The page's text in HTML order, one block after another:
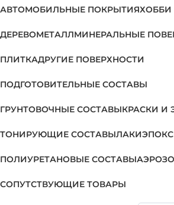
АВТОМОБИЛЬНЫЕ ПОКРЫТИЯХОББИ
ДЕРЕВОМЕТАЛЛМИНЕРАЛЬНЫЕ
ПЛИТКАДРУГИЕ ПОВЕРХНОСТИ
ПОДГОТОВИТЕЛЬНЫЕ СОСТАВЫ
ГРУНТОВОЧНЫЕ СОСТАВЫКРАСКИ И
ТОНИРУЮЩИЕ СОСТАВЫЛАКИ
ПОЛИУРЕТАНОВЫЕ СОСТАВЫ
СОПУТСТВУЮЩИЕ ТОВАРЫ